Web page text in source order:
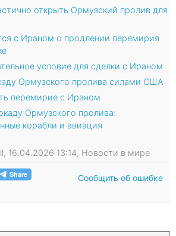
открыть Ормузский пролив для
с Ираном о продлении перемирия
условие для сделки с Ираном
Ормузского пролива силами США
перемирие с Ираном
Ормузского пролива:
корабли и авиация
16.04.2026 13:14, Новости в мире
Сообщить об ошибке